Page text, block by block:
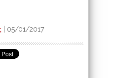
05/01/2017